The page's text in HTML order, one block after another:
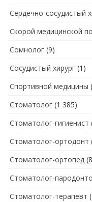
Сердечно-сосудистый
Скорой медицинской
Сомнолог (9)
Сосудистый хирург (1)
Спортивной медицины
Стоматолог (1 385)
Стоматолог-гигиенист
Стоматолог-ортодонт
Стоматолог-ортопед
Стоматолог-
Стоматолог-терапевт